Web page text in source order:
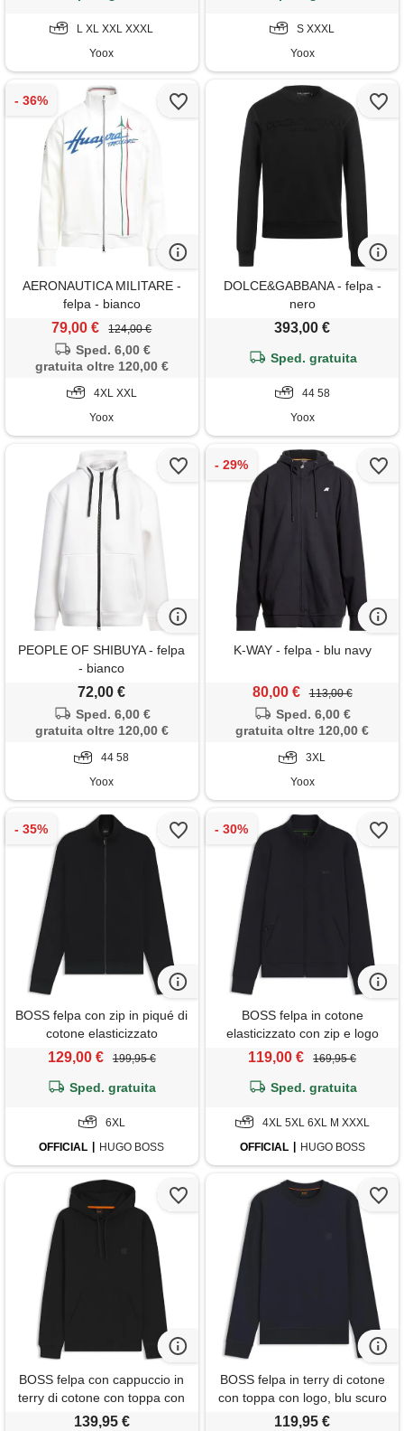
L XL XXL XXXL
Yoox
S XXXL
Yoox
AERONAUTICA MILITARE -
felpa - bianco
79,00 € 124,00 €
Sped. 6,00 €
gratuita oltre 120,00 €
4XL XXL
Yoox
DOLCE&GABBANA - felpa -
nero
393,00 €
Sped. gratuita
44 58
Yoox
PEOPLE OF SHIBUYA - felpa
- bianco
72,00 €
Sped. 6,00 €
gratuita oltre 120,00 €
44 58
Yoox
K-WAY - felpa - blu navy
80,00 € 113,00 €
Sped. 6,00 €
gratuita oltre 120,00 €
3XL
Yoox
BOSS felpa con zip in piqué di
cotone elasticizzato
mercerizzato, nero
129,00 € 199,95 €
Sped. gratuita
6XL
OFFICIAL
HUGO BOSS
BOSS felpa in cotone
elasticizzato con zip e logo
stampato, blu scuro
119,00 € 169,95 €
Sped. gratuita
4XL 5XL 6XL M XXXL
OFFICIAL
HUGO BOSS
BOSS felpa con cappuccio in
terry di cotone con toppa con
logo, nero
139,95 €
BOSS felpa in terry di cotone
con toppa con logo, blu scuro
119,95 €